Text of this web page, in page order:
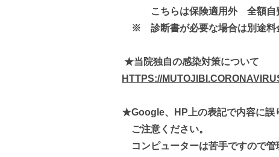
こちらは保険適用外 全額自費
※ 診断書が必要な場合は別途料
★当院独自の感染対策について
HTTPS://
★Google、HP上の表記で内容に誤
ご注意ください。
コンピューターは苦手ですので管